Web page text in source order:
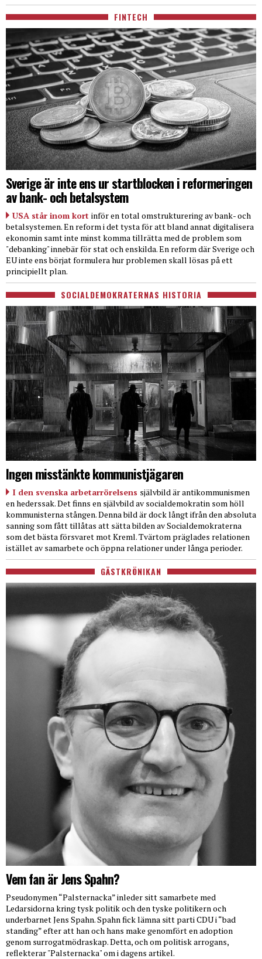
FINTECH
Sverige är inte ens ur startblocken i reformeringen
av bank- och betalsystem
USA står inom kort inför en total omstrukturering av bank- och
betalsystemen. En reform i det tysta för att bland annat digitalisera
ekonomin samt inte minst komma tillrätta med de problem som
"debanking" innebär för stat och enskilda. En reform där Sverige och
EU inte ens börjat formulera hur problemen skall lösas på ett
principiellt plan.
SOCIALDEMOKRATERNAS HISTORIA
Ingen misstänkte kommunistjägaren
I den svenska arbetarrörelsens självbild är antikommunismen
en hederssak. Det finns en självbild av socialdemokratin som höll
kommunisterna stången. Denna bild är dock långt ifrån den absoluta
sanning som fått tillåtas att sätta bilden av Socialdemokraterna
som det bästa försvaret mot Kreml. Tvärtom präglades relationen
istället av samarbete och öppna relationer under långa perioder.
GÄSTKRÖNIKAN
Vem fan är Jens Spahn?
Pseudonymen “Palsternacka” inleder sitt samarbete med
Ledarsidorna kring tysk politik och den tyske politikern och
underbarnet Jens Spahn. Spahn fick lämna sitt parti CDU i “bad
standing” efter att han och hans make genomfört en adoption
genom surrogatmödraskap. Detta, och om politisk arrogans,
reflekterar "Palsternacka" om i dagens artikel.